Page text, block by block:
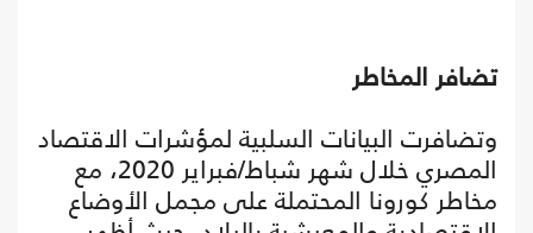
تضافر المخاطر
وتضافرت البيانات السلبية لمؤشرات الاقتصاد
المصري خلال شهر شباط/فبراير 2020، مع
مخاطر كورونا المحتملة على مجمل الأوضاع